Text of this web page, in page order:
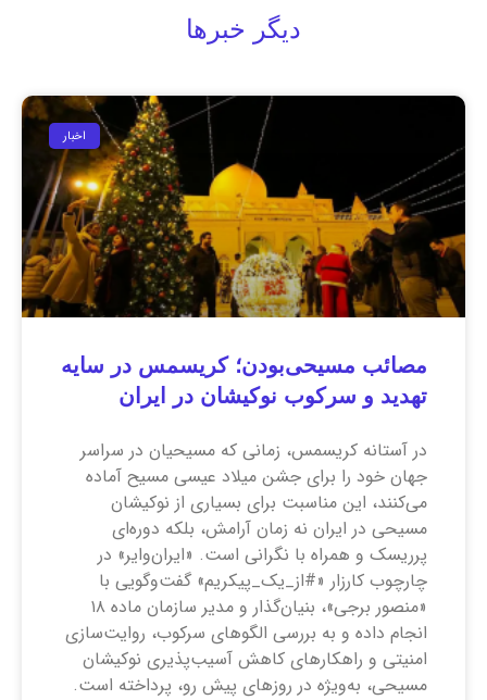
دیگر خبرها
اخبار
مصائب مسیحی‌بودن؛ کریسمس در سایه
تهدید و سرکوب نوکیشان در ایران
در آستانه کریسمس، زمانی که مسیحیان در سراسر
جهان خود را برای جشن میلاد عیسی مسیح آماده
می‌کنند، این مناسبت برای بسیاری از نوکیشان
مسیحی در ایران نه زمان آرامش، بلکه دوره‌ای
پرریسک و همراه با نگرانی است. «ایران‌وایر» در
چارچوب کارزار «#از_یک_پیکریم» گفت‌وگویی با
«منصور برجی»، بنیان‌گذار و مدیر سازمان ماده ۱۸
انجام داده و به بررسی الگوهای سرکوب، روایت‌سازی
امنیتی و راهکارهای کاهش آسیب‌پذیری نوکیشان
مسیحی، به‌ویژه در روزهای پیش رو، پرداخته است.